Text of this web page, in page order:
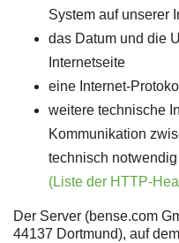
System auf unserer
das Datum und die
Internetseite
eine Internet-
weitere technische
Kommunikation
technisch
(Liste der HTTP-
Der Server (bense.com
44137 Dortmund), auf